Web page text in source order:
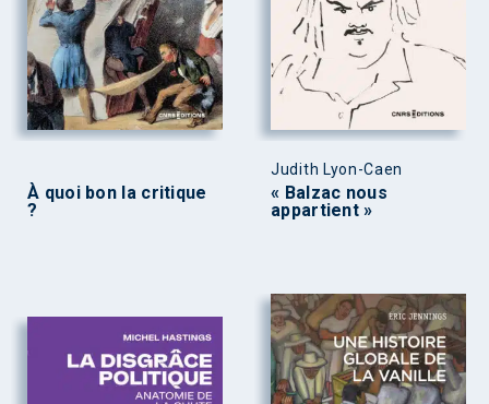
À quoi bon la critique
?
Judith Lyon-Caen
« Balzac nous
appartient »